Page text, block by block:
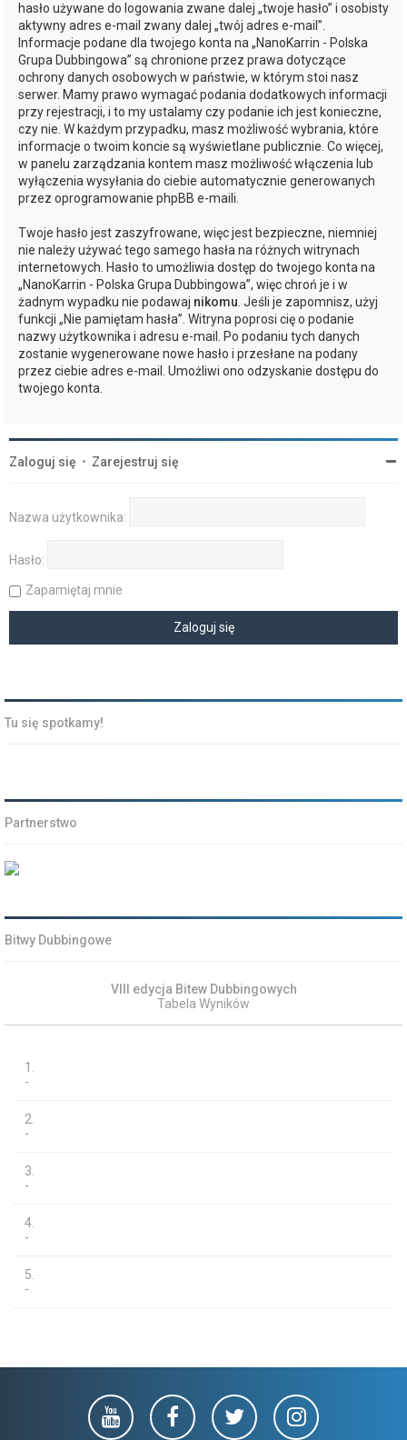
hasło używane do logowania zwane dalej „twoje hasło” i osobisty
aktywny adres e-mail zwany dalej „twój adres e-mail”.
Informacje podane dla twojego konta na „NanoKarrin - Polska
Grupa Dubbingowa” są chronione przez prawa dotyczące
ochrony danych osobowych w państwie, w którym stoi nasz
serwer. Mamy prawo wymagać podania dodatkowych informacji
przy rejestracji, i to my ustalamy czy podanie ich jest konieczne,
czy nie. W każdym przypadku, masz możliwość wybrania, które
informacje o twoim koncie są wyświetlane publicznie. Co więcej,
w panelu zarządzania kontem masz możliwość włączenia lub
wyłączenia wysyłania do ciebie automatycznie generowanych
przez oprogramowanie phpBB e-maili.
Twoje hasło jest zaszyfrowane, więc jest bezpieczne, niemniej
nie należy używać tego samego hasła na różnych witrynach
internetowych. Hasło to umożliwia dostęp do twojego konta na
„NanoKarrin - Polska Grupa Dubbingowa”, więc chroń je i w
żadnym wypadku nie podawaj nikomu. Jeśli je zapomnisz, użyj
funkcji „Nie pamiętam hasła”. Witryna poprosi cię o podanie
nazwy użytkownika i adresu e-mail. Po podaniu tych danych
zostanie wygenerowane nowe hasło i przesłane na podany
przez ciebie adres e-mail. Umożliwi ono odzyskanie dostępu do
twojego konta.
Zaloguj się • Zarejestruj się
Nazwa użytkownika:
Hasło:
Zapamiętaj mnie
Tu się spotkamy!
Partnerstwo
Bitwy Dubbingowe
VIII edycja Bitew Dubbingowych
Tabela Wyników
1.
-
2.
-
3.
-
4.
-
5.
-